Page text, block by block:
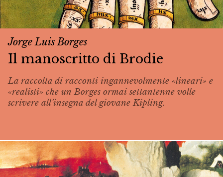
Jorge Luis Borges
Il manoscritto di Brodie
La raccolta di racconti ingannevolmente «lineari» e
«realisti» che un Borges ormai settantenne volle
scrivere all’insegna del giovane Kipling.